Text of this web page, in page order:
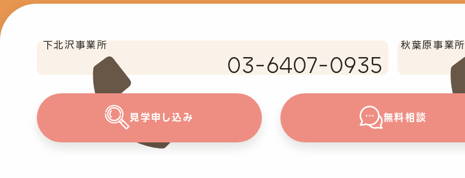
下北沢事業所
03-6407-0935
秋葉原事業所
見学申し込み 無料相談